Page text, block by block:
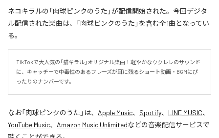
ネコキラルの「肉球ピンクのうた」が配信開始された。今回デジタ
ル配信された楽曲は、「肉球ピンクのうた」を含む全1曲となってい
る。
TikTokで大人気の「猫キラル」オリジナル楽曲！軽やかなウクレレのサウンド
に、キャッチーで中毒性のあるフレーズが耳に残るショート動画・BGMにぴ
ったりのナンバーです。
なお「肉球ピンクのうた 」は、 Apple Music、 Spotify、 LINE MUSIC、
YouTube Music、 Amazon Music Unlimitedなどの音楽配信サービスで